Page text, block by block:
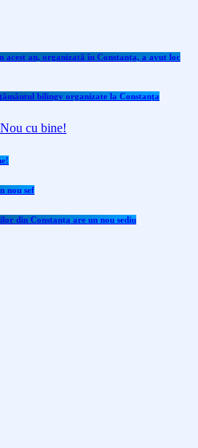
acest an, organizată în Constanța, a avut loc
bilingv organizate la Constanţa
nou sef
din Constanța are un nou sediu